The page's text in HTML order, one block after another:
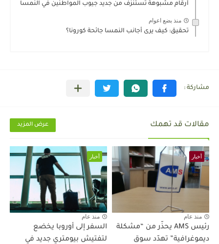
أرقام مشبوهة تستنزف من جديد جيوب المواطنين في النمسا
منذ بضع اعوام
تحقيق: كيف يرى أجانب النمسا جائحة كورونا؟
مقالات قد تهمك عرض المزيد
أخبار
منذ عام
رئيس AMS يحذّر من “مشكلة
ديموغرافية” تهدّد سوق
أخبار
منذ عام
السفر إلى أوروبا يخضع
لتفتيش بيومتري جديد في